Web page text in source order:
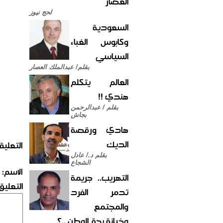
لحج نيوز
السعودية
وكابوس الغباء
السياسي
بقلم/ عبدالملك العصار
العالم يتكلم
هندي !!
بقلم / عبدالرحمن
بجاش
هادي ورقصة
الديك
بقلم د./ عادل
الشجاع
التهريب.. جريمة
تدمر الفرد
والمجتمع
الاسم: